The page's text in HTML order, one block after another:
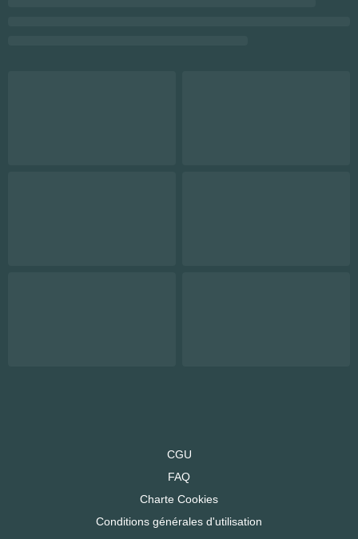
CGU
FAQ
Charte Cookies
Conditions générales d'utilisation